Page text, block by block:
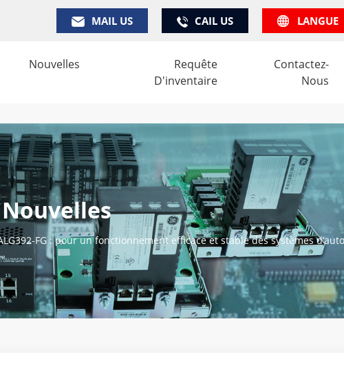
MAIL US CAIL US LANGUE
Nouvelles
Requête
D'inventaire
Contactez-
Nous
Nouvelles
FG : pour un fonctionnement efficace et stable des systèmes